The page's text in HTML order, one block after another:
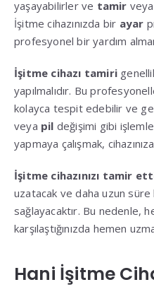
yaşayabilirler ve tamir veya
İşitme cihazınızda bir ayar
profesyonel bir yardım
İşitme cihazı tamiri
yapılmalıdır. Bu
kolayca tespit edebilir ve
veya pil değişimi gibi
yapmaya çalışmak,
İşitme cihazınızı tamir
uzatacak ve daha uzun süre
sağlayacaktır. Bu nedenle,
karşılaştığınızda hemen
Hani İşitme